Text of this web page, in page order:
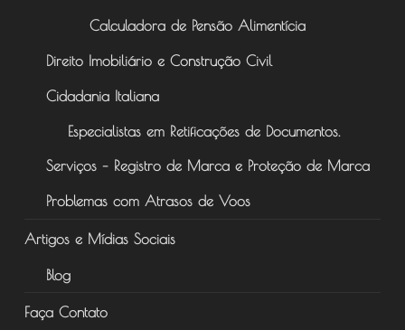
Calculadora de Pensão Alimentícia
Direito Imobiliário e Construção Civil
Cidadania Italiana
Especialistas em Retificações de Documentos.
Serviços – Registro de Marca e Proteção de Marca
Problemas com Atrasos de Voos
Artigos e Mídias Sociais
Blog
Faça Contato